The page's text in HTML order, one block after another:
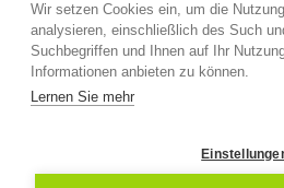
©2026 –ZVG Termine.Alle
Wir setzen Cookies ein, um die
analysieren, einschließlich des Such
Suchbegriffen und Ihnen auf Ihr
Informationen anbieten zu können.
Lernen Sie mehr